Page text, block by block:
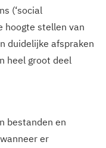
(‘social
hoogte stellen van
duidelijke afspraken
heel groot deel
bestanden en
er